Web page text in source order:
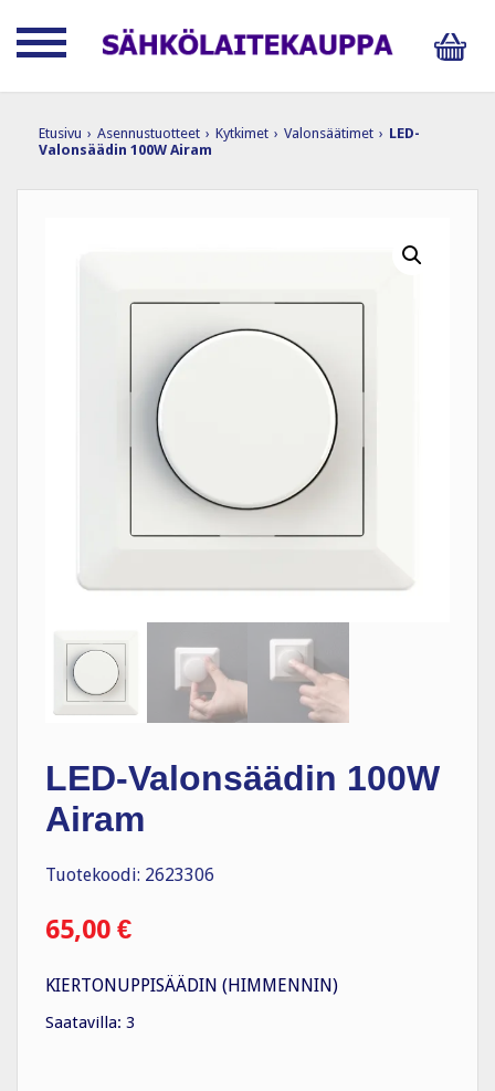
Etusivu › Asennustuotteet › Kytkimet › Valonsäätimet › LED-
Valonsäädin 100W Airam
LED-Valonsäädin 100W
Airam
Tuotekoodi: 2623306
65,00 €
KIERTONUPPISÄÄDIN (HIMMENNIN)
Saatavilla: 3